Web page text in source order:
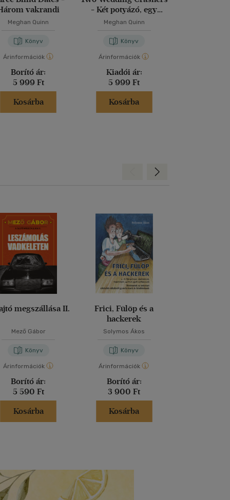
vakrandi
Meghan Quinn
Könyv
Árinformációk
Borító ár:
5 999 Ft
Kosárba
- Két potyázó, egy
esküvő
Meghan Quinn
Könyv
Árinformációk
Kiadói ár:
5 999 Ft
Kosárba
megszállása II.
Mező Gábor
Könyv
Árinformációk
Borító ár:
5 590 Ft
Kosárba
Frici, Fülöp és a
hackerek
Solymos Ákos
Könyv
Árinformációk
Borító ár:
3 900 Ft
Kosárba
Előre